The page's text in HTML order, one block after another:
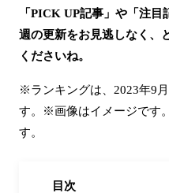
「PICK UP記事」や「注
週の更新をお見逃しなく、
くださいね。
※ランキングは、2023年9
す。※画像はイメージです
す。
目次